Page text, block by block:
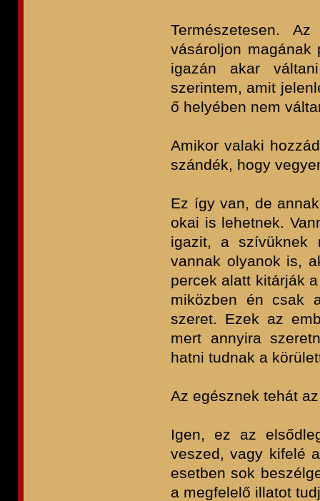
Természetesen.
vásároljon
igazán akar
szerintem, amit
ő helyében nem
Amikor valaki
szándék, hogy
Ez így van, de
okai is lehetnek.
igazit, a szívüknek
vannak olyanok is,
percek alatt kitárják
miközben én csak
szeret. Ezek az
mert annyira
hatni tudnak a
Az egésznek tehát
Igen, ez az
veszed, vagy kifelé
esetben sok
a megfelelő illatot